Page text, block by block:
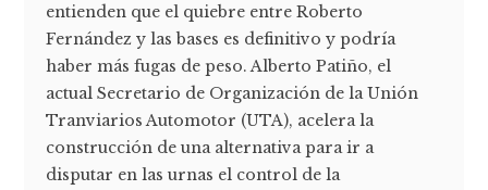
entienden que el quiebre entre Roberto
Fernández y las bases es definitivo y podría
haber más fugas de peso. Alberto Patiño, el
actual Secretario de Organización de la Unión
Tranviarios Automotor (UTA), acelera la
construcción de una alternativa para ir a
disputar en las urnas el control de la